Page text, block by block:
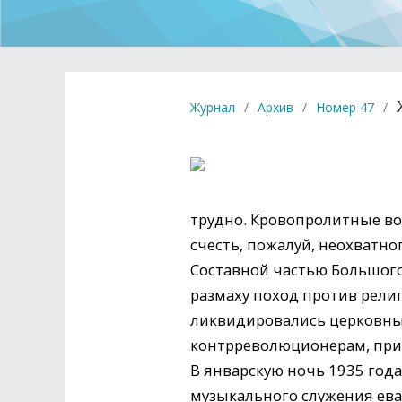
Журнал / Архив / Номер 47 /
трудно. Кровопролитные
счесть, пожалуй,
Составной частью
размаху поход против
ликвидировались
контрреволюционерам,
В январскую ночь 1935
музыкального служения